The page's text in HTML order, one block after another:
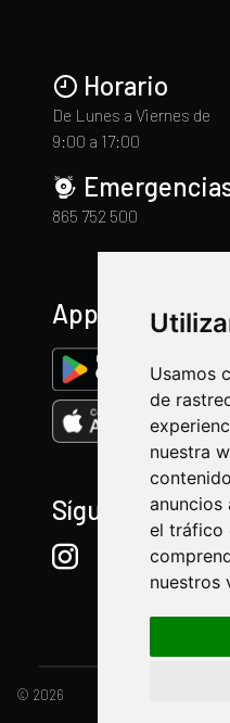
Usamos
de
nuestra
anuncios
el tráfico
nuestros
Horario
De Lunes a Viernes de
9:00 a 17:00
865 752 500
App
Síguenos
© 2026